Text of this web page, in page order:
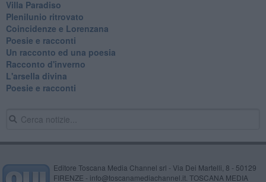
Villa Paradiso
Plenilunio ritrovato
Coincidenze e Lorenzana
Poesie e racconti
Un racconto ed una poesia
Racconto d'inverno
​L'arsella divina
Poesie e racconti
Editore Toscana Media Channel srl - Via Dei Martelli, 8 - 50129
FIRENZE - info@toscanamediachannel.it. TOSCANA MEDIA